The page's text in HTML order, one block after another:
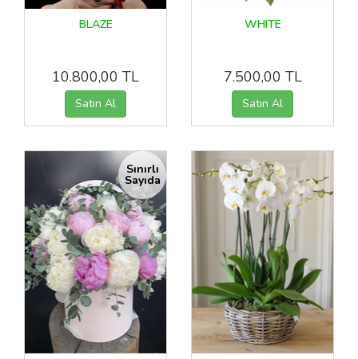
BLAZE
10.800,00 TL
WHITE
7.500,00 TL
Sınırlı
Sayıda